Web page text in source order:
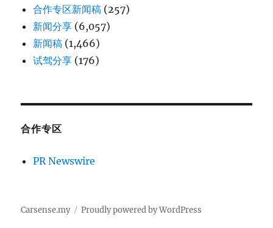
合作专区新闻稿 (257)
新闻分享 (6,057)
新闻稿 (1,466)
试驾分享 (176)
合作专区
PR Newswire
Carsense.my Proudly powered by WordPress